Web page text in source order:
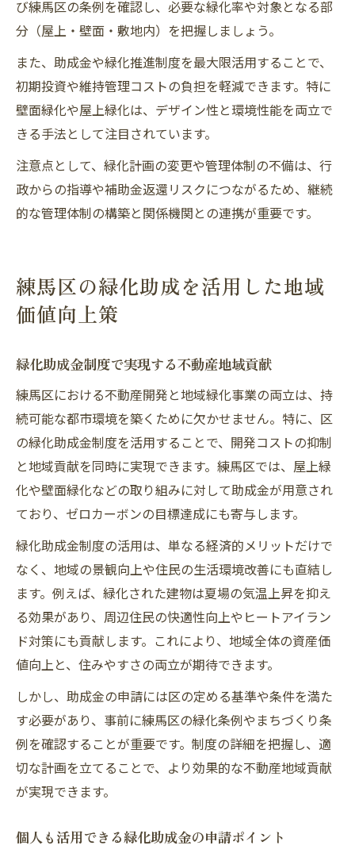
び練馬区の条例を確認し、必要な緑化率や対象となる部
分（屋上・壁面・敷地内）を把握しましょう。
また、助成金や緑化推進制度を最大限活用することで、
初期投資や維持管理コストの負担を軽減できます。特に
壁面緑化や屋上緑化は、デザイン性と環境性能を両立で
きる手法として注目されています。
注意点として、緑化計画の変更や管理体制の不備は、行
政からの指導や補助金返還リスクにつながるため、継続
的な管理体制の構築と関係機関との連携が重要です。
練馬区の緑化助成を活用した地域
価値向上策
緑化助成金制度で実現する不動産地域貢献
練馬区における不動産開発と地域緑化事業の両立は、持
続可能な都市環境を築くために欠かせません。特に、区
の緑化助成金制度を活用することで、開発コストの抑制
と地域貢献を同時に実現できます。練馬区では、屋上緑
化や壁面緑化などの取り組みに対して助成金が用意され
ており、ゼロカーボンの目標達成にも寄与します。
緑化助成金制度の活用は、単なる経済的メリットだけで
なく、地域の景観向上や住民の生活環境改善にも直結し
ます。例えば、緑化された建物は夏場の気温上昇を抑え
る効果があり、周辺住民の快適性向上やヒートアイラン
ド対策にも貢献します。これにより、地域全体の資産価
値向上と、住みやすさの両立が期待できます。
しかし、助成金の申請には区の定める基準や条件を満た
す必要があり、事前に練馬区の緑化条例やまちづくり条
例を確認することが重要です。制度の詳細を把握し、適
切な計画を立てることで、より効果的な不動産地域貢献
が実現できます。
個人も活用できる緑化助成金の申請ポイント